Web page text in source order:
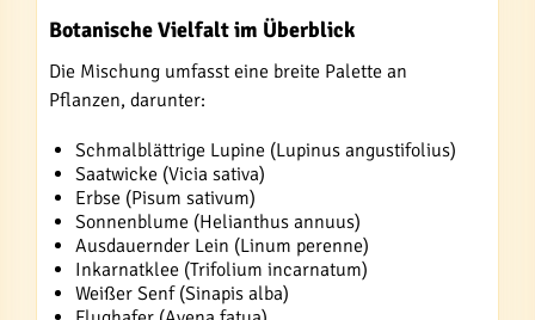
Botanische Vielfalt im Überblick
Die Mischung umfasst eine breite Palette an
Pflanzen, darunter:
Schmalblättrige Lupine (Lupinus angustifolius)
Saatwicke (Vicia sativa)
Erbse (Pisum sativum)
Sonnenblume (Helianthus annuus)
Ausdauernder Lein (Linum perenne)
Inkarnatklee (Trifolium incarnatum)
Weißer Senf (Sinapis alba)